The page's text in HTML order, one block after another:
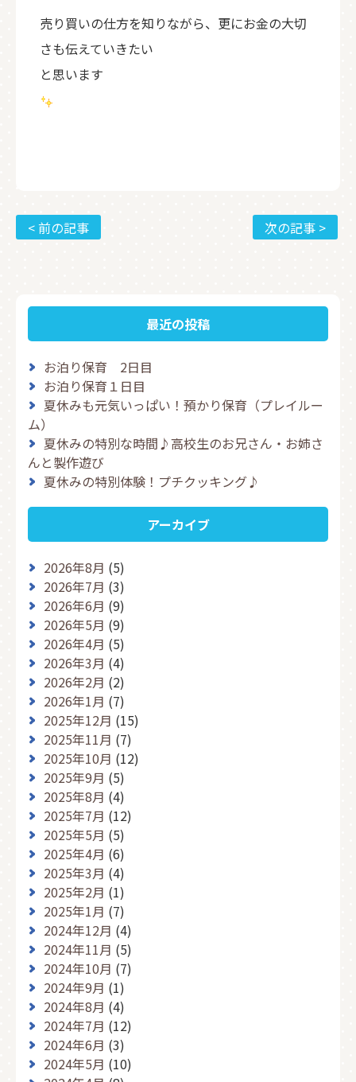
売り買いの仕方を知りながら、更にお金の大切
さも伝えていきたい
と思います
< 前の記事 次の記事 >
最近の投稿
お泊り保育 2日目
お泊り保育１日目
夏休みも元気いっぱい！預かり保育（プレイルー
ム）
夏休みの特別な時間♪高校生のお兄さん・お姉さ
んと製作遊び
夏休みの特別体験！プチクッキング♪
アーカイブ
2026年8月 (5)
2026年7月 (3)
2026年6月 (9)
2026年5月 (9)
2026年4月 (5)
2026年3月 (4)
2026年2月 (2)
2026年1月 (7)
2025年12月 (15)
2025年11月 (7)
2025年10月 (12)
2025年9月 (5)
2025年8月 (4)
2025年7月 (12)
2025年5月 (5)
2025年4月 (6)
2025年3月 (4)
2025年2月 (1)
2025年1月 (7)
2024年12月 (4)
2024年11月 (5)
2024年10月 (7)
2024年9月 (1)
2024年8月 (4)
2024年7月 (12)
2024年6月 (3)
2024年5月 (10)